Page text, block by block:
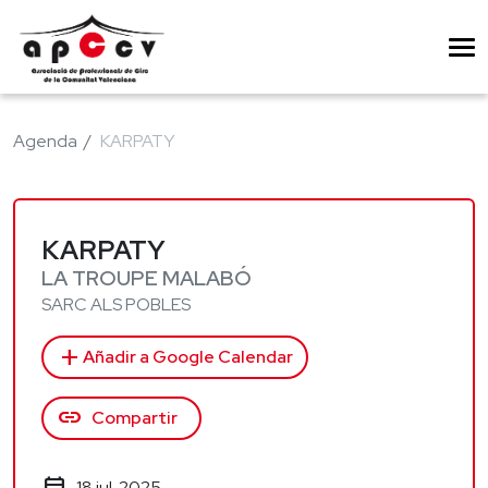
Agenda KARPATY
KARPATY
LA TROUPE MALABÓ
SARC ALS POBLES
add Añadir a Google Calendar
link Compartir